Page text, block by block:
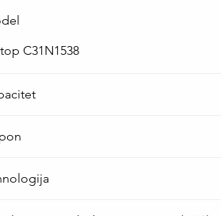
C31N1538